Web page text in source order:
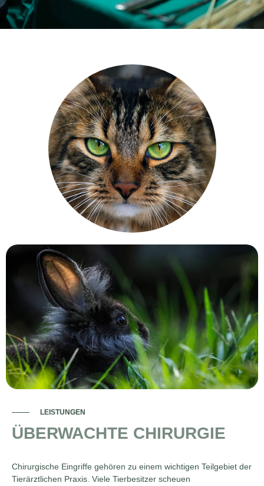
LEISTUNGEN
ÜBERWACHTE CHIRURGIE
Chirurgische Eingriffe gehören zu einem wichtigen Teilgebiet der
Tierärztlichen Praxis. Viele Tierbesitzer scheuen